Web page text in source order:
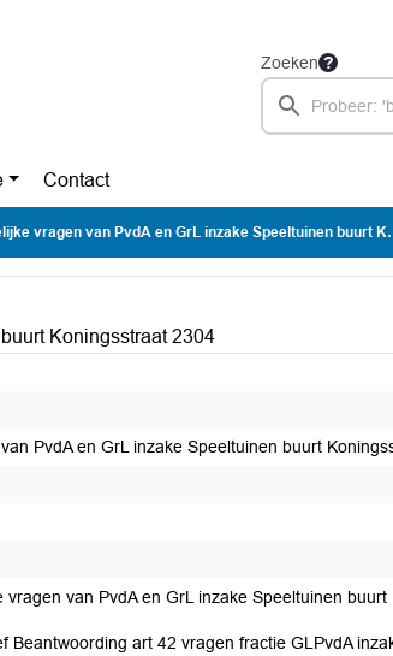
Zoeken
Contact
vragen van PvdA en GrL inzake Speeltuinen buurt Koningsstraat 2304
Koningsstraat 2304
PvdA en GrL inzake Speeltuinen buurt
vragen van PvdA en GrL inzake Speeltuinen
Beantwoording art 42 vragen fractie GLPvdA